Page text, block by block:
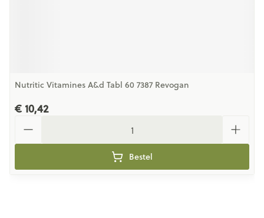
Nutritic Vitamines A&d Tabl 60 7387 Revogan
€ 10,42
Bestel